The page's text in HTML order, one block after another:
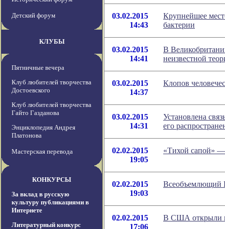
Детский форум
КЛУБЫ
Пятничные вечера
Клуб любителей творчества
Достоевского
Клуб любителей творчества
Гайто Газданова
Энциклопедия Андрея
Платонова
Мастерская перевода
КОНКУРСЫ
За вклад в русскую
культуру публикациями в
Интернете
Литературный конкурс
03.02.2015
14:43
Крупнейшее
бактерии
03.02.2015
14:41
В
неизвестной
03.02.2015
14:37
Клопов
03.02.2015
14:31
Установлена
его
02.02.2015
19:05
«Тихой сапой» —
02.02.2015
19:03
Всеобъемлющий
02.02.2015
17:06
В США открыли